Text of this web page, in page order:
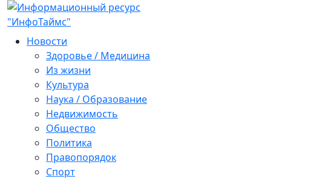
Новости
Здоровье / Медицина
Из жизни
Культура
Наука / Образование
Недвижимость
Общество
Политика
Правопорядок
Спорт